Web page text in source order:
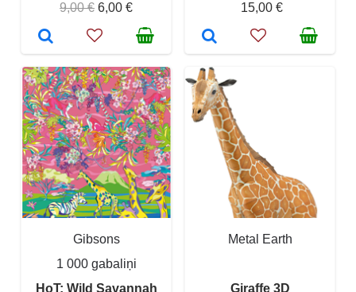
9,00 € 6,00 €
15,00 €
Gibsons
1 000 gabaliņi
HoT: Wild Savannah
Metal Earth
Giraffe 3D